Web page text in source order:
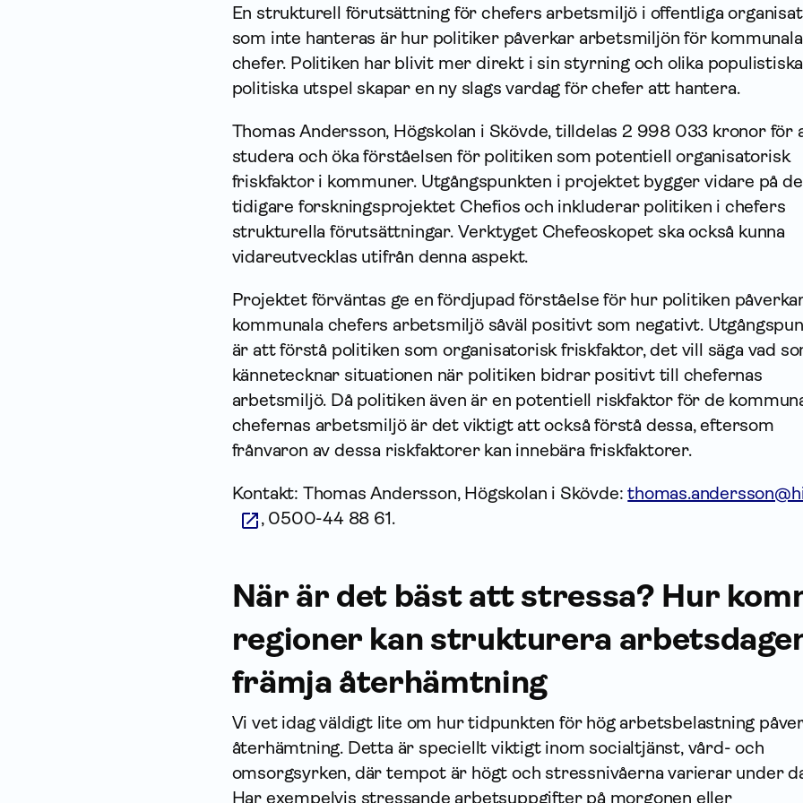
En strukturell förutsättning för chefers arbetsmiljö i offentliga
som inte hanteras är hur politiker påverkar arbetsmiljön för kommunala
chefer. Politiken har blivit mer direkt i sin styrning och olika populistiska
politiska utspel skapar en ny slags vardag för chefer att hantera.
Thomas Andersson, Högskolan i Skövde, tilldelas 2 998 033 kronor för
studera och öka förståelsen för politiken som potentiell organisatorisk
friskfaktor i kommuner. Utgångspunkten i projektet bygger vidare på
tidigare forskningsprojektet Chefios och inkluderar politiken i chefers
strukturella förutsättningar. Verktyget Chefeoskopet ska också kunna
vidareutvecklas utifrån denna aspekt.
Projektet förväntas ge en fördjupad förståelse för hur politiken
kommunala chefers arbetsmiljö såväl positivt som negativt.
är att förstå politiken som organisatorisk friskfaktor, det vill säga vad
kännetecknar situationen när politiken bidrar positivt till chefernas
arbetsmiljö. Då politiken även är en potentiell riskfaktor för de
chefernas arbetsmiljö är det viktigt att också förstå dessa, eftersom
frånvaron av dessa riskfaktorer kan innebära friskfaktorer.
Kontakt: Thomas Andersson, Högskolan i Skövde:
, 0500-44 88 61.
När är det bäst att stressa? Hur
regioner kan strukturera
främja återhämtning
Vi vet idag väldigt lite om hur tidpunkten för hög arbetsbelastning
återhämtning. Detta är speciellt viktigt inom socialtjänst, vård- och
omsorgsyrken, där tempot är högt och stressnivåerna varierar under
Har exempelvis stressande arbetsuppgifter på morgonen eller